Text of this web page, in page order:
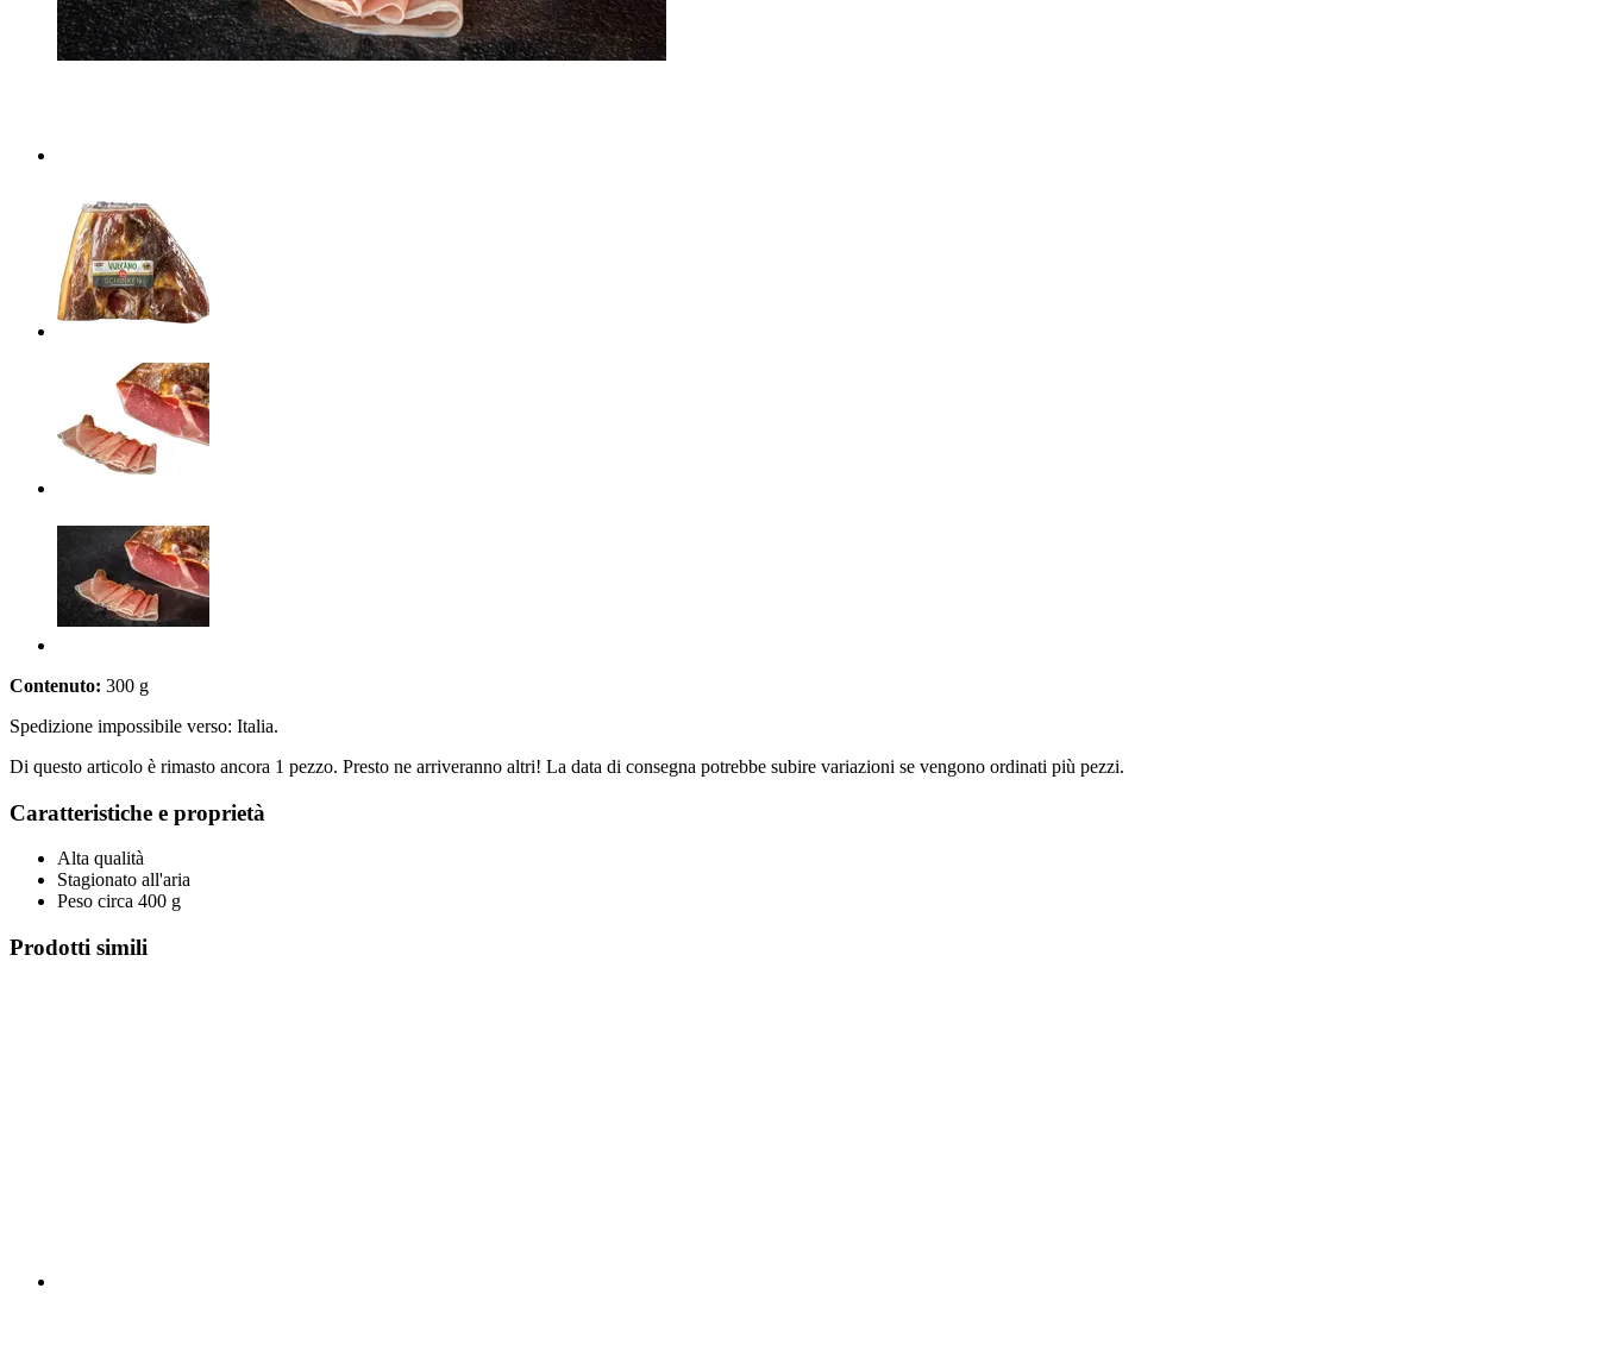
Contenuto: 300 g
Spedizione impossibile verso: Italia.
Di questo articolo è rimasto ancora 1 pezzo. Presto ne arriveranno altri! La data di consegna potrebbe subire variazioni se vengono ordinati più pezzi.
Caratteristiche e proprietà
Alta qualità
Stagionato all'aria
Peso circa 400 g
Prodotti simili